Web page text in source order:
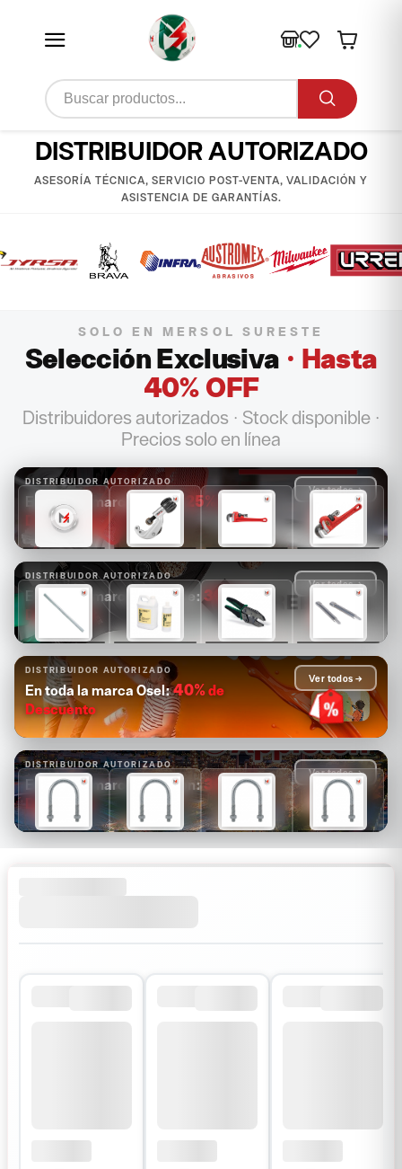
DISTRIBUIDOR AUTORIZADO
ASESORÍA TÉCNICA, SERVICIO POST-VENTA, VALIDACIÓN Y
ASISTENCIA DE GARANTÍAS.
SOLO EN MERSOL SURESTE
Selección Exclusiva · Hasta
40% OFF
Distribuidores autorizados · Stock disponible ·
Precios solo en línea
DISTRIBUIDOR AUTORIZADO
En toda la marca Ridgid: 25%
Descuento
Ver todos →
$1,261 $817 $878 $985
DISTRIBUIDOR AUTORIZADO
En toda la marca Greenlee: 30%
Descuento
Ver todos →
$10,416 $2,888 $1,752 $1,459
DISTRIBUIDOR AUTORIZADO
En toda la marca Osel:40%de
Descuento
Ver todos →
DISTRIBUIDOR AUTORIZADO
En toda la marca Appleton:30%de
Descuento
Ver todos →
$18 $24 $21 $38